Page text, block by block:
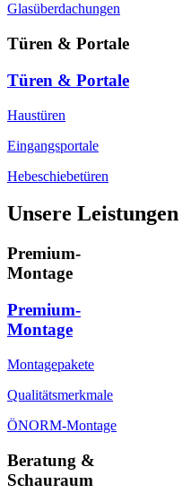
Glasüberdachungen
Türen & Portale
Türen & Portale
Haustüren
Eingangsportale
Hebeschiebetüren
Unsere Leistungen
Premium-
Montage
Premium-
Montage
Montagepakete
Qualitätsmerkmale
ÖNORM-Montage
Beratung &
Schauraum